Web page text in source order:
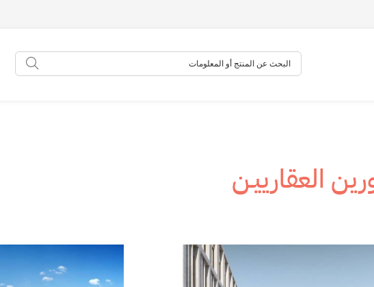
البحث عن المنتج أو المعلومات
العقارييـن